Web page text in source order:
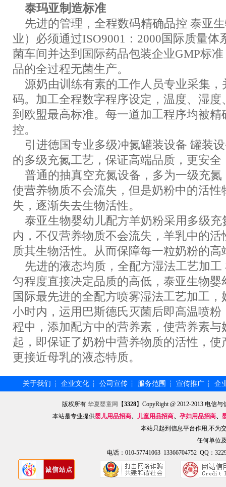
泰玛亚制造标准
先进的管理，全程数码精确品控 泰亚
业）必须通过ISO9001：2000国际质量
菌车间并达到国际药品包装企业GMP标
品的全过程无菌生产。
源奶由训练有素的工作人员专业采集，
码。加工全程数字程序设定，温度、湿
到欧盟最高标准。每一道加工程序均被
控。
引进德国专业多级冲氮罐装设备 罐装
的多级充氮工艺，保证高端品质，更安全
普通的抽真空充氮设备，多为一级充氮
使营养物质不会流失，但是奶粉中的活
失，逐渐失去生物活性。
泰亚生物婴幼儿配方羊奶粉采用多级充
内，不仅营养物质不会流失，羊乳中的
质其生物活性。从而保障每一粒奶粉的高
先进的液态均质，全配方湿法工艺加工
匀程度直接决定品质的高低，泰亚生物
国际最先进的全配方喷雾湿法工艺加工
小时内，运用巴斯德氏灭菌后即高温喷
程中，添加配方中的营养素，使营养素
起，即保证了奶粉中营养物质的活性，
更接近母乳的液态特质。
关于我们 ┆ 企业文化 ┆ 公司宣传 ┆ 服务范围 ┆ 宣传推广 ┆ 企
版权所有华夏婴童网 【3328】CopyRight @ 2012-2013 电信
本站是专业提供婴儿用品招商、 儿童用品招商、 孕妇用品招商、
本站只起到信息平台作用,不为
任何单位
电话：010-57741063 13366704752 QQ：